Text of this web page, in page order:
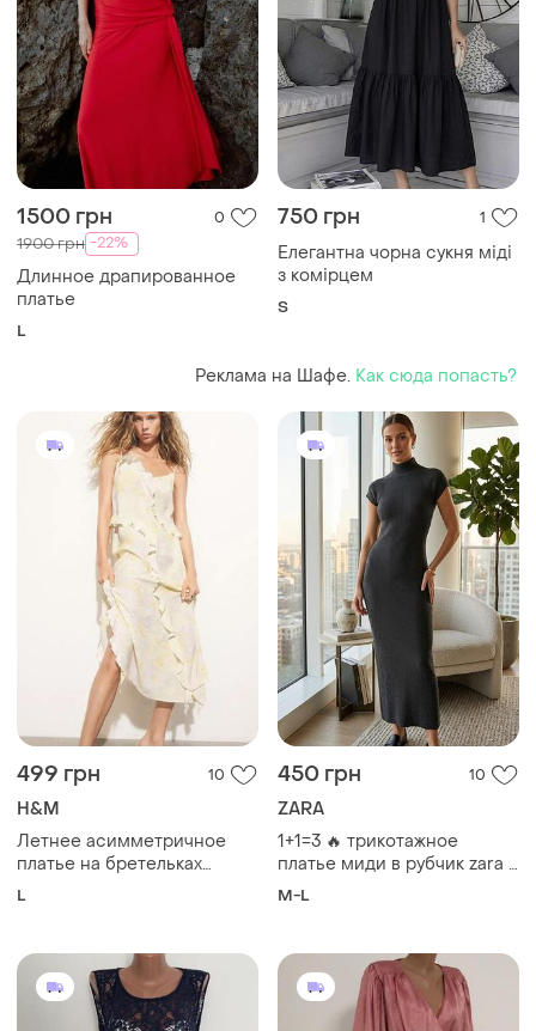
1500 грн 0
1900 грн -22%
Длинное драпированное
платье
L
750 грн 1
Елегантна чорна сукня міді
з комірцем
S
Реклама на Шафе. Как сюда попасть?
499 грн 10
H&M
Летнее асимметричное
платье на бретельках
h&amp;m
L
450 грн 10
ZARA
1+1=3 🔥 трикотажное
платье миди в рубчик zara /
серое платье лапша футляр
M-L